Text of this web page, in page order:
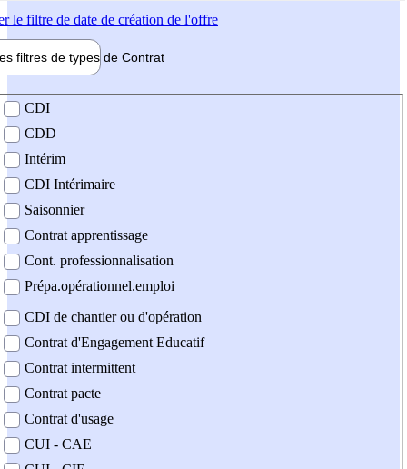
le filtre de date de création de l'offre
filtres de types de Contrat
contrat
CDI
CDD
Intérim
CDI Intérimaire
Saisonnier
Contrat apprentissage
Cont. professionnalisation
Prépa.opérationnel.emploi
CDI de chantier ou d'opération
Contrat d'Engagement Educatif
Contrat intermittent
Contrat pacte
Contrat d'usage
CUI - CAE